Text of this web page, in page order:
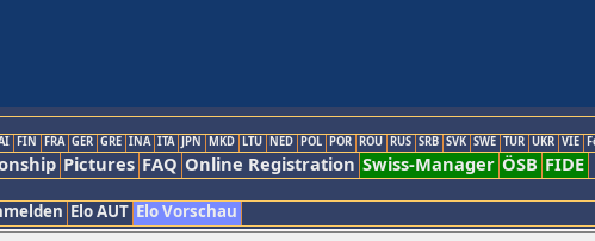
FIN FRA GER GRE INA ITA JPN MKD LTU NED POL POR ROU RUS SRB SVK SWE TUR UKR VIE
Pictures FAQ Online Registration Swiss-Manager ÖSB FIDE
Elo AUT Elo Vorschau